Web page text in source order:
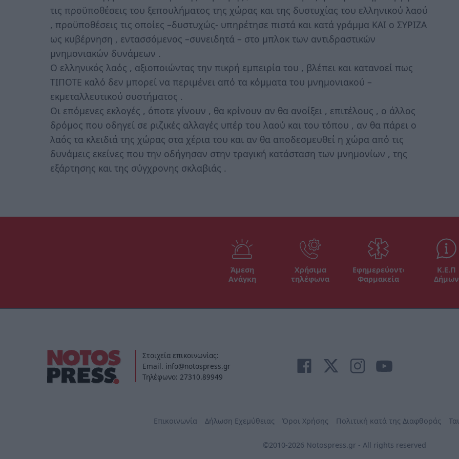
τις προϋποθέσεις του ξεπουλήματος της χώρας και της δυστυχίας του ελληνικού λαού
, προϋποθέσεις τις οποίες –δυστυχώς- υπηρέτησε πιστά και κατά γράμμα ΚΑΙ ο ΣΥΡΙΖΑ
ως κυβέρνηση , εντασσόμενος –συνειδητά – στο μπλοκ των αντιδραστικών
μνημονιακών δυνάμεων .
Ο ελληνικός λαός , αξιοποιώντας την πικρή εμπειρία του , βλέπει και κατανοεί πως
ΤΙΠΟΤΕ καλό δεν μπορεί να περιμένει από τα κόμματα του μνημονιακού –
εκμεταλλευτικού συστήματος .
Οι επόμενες εκλογές , όποτε γίνουν , θα κρίνουν αν θα ανοίξει , επιτέλους , ο άλλος
δρόμος που οδηγεί σε ριζικές αλλαγές υπέρ του λαού και του τόπου , αν θα πάρει ο
λαός τα κλειδιά της χώρας στα χέρια του και αν θα αποδεσμευθεί η χώρα από τις
δυνάμεις εκείνες που την οδήγησαν στην τραγική κατάσταση των μνημονίων , της
εξάρτησης και της σύγχρονης σκλαβιάς .
Άμεση
Ανάγκη
Χρήσιμα
τηλέφωνα
Εφημερεύοντα
Φαρμακεία
Κ.Ε.Π
Δήμων
Στοιχεία επικοινωνίας:
Email. info@notospress.gr
Τηλέφωνο: 27310.89949
Επικοινωνία Δήλωση Εχεμύθειας Όροι Χρήσης Πολιτική κατά της Διαφθοράς
©2010-2026 Notospress.gr - All rights reserved